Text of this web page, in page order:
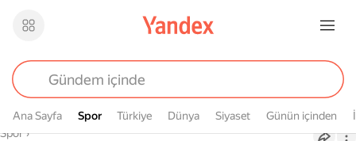
Ana Sayfa Spor
Spor Türkiye Dünya Siyaset Günün içinden
Buradasın
Spor›